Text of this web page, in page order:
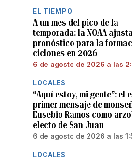
EL TIEMPO
A un mes del pico de la
temporada: la NOAA
pronóstico para la
ciclones en 2026
6 de agosto de 2026 a las
LOCALES
“Aquí estoy, mi gente”: el
primer mensaje de
Eusebio Ramos como
electo de San Juan
6 de agosto de 2026 a las
LOCALES